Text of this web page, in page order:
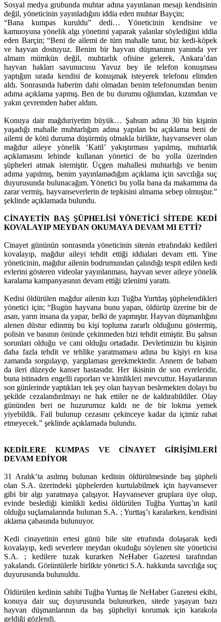
Sosyal medya grubunda muhtar adına yayınlanan mesajı kendisinin
değil, yöneticinin yayınladığını iddia eden muhtar Bayçin;
“Bana kumpas kuruldu” dedi… Yöneticinin kendisine ve
kamuoyuna yönelik algı yönetimi yaparak yalanlar söylediğini iddia
eden Barçin; “Beni de ailemi de tüm mahalle tanır, biz kedi-köpek
ve hayvan dostuyuz. Benim bir hayvan düşmanının yanında yer
almam mümkün değil, muhtarlık ofisine gelerek, Ankara’dan
hayvan hakları savunucusu Yavuz bey ile telefon konuşması
yaptığım sırada kendisi de konuşmak isteyerek telefonu elimden
aldı. Sonrasında haberim dahi olmadan benim telefonumdan benim
adıma açıklama yapmış. Ben de bu durumu oğlumdan, kızımdan ve
yakın çevremden haber aldım.
Konuya dair mağduriyetim büyük… Şahsım adına 30 bin kişinin
yaşadığı mahalle muhtarlığım adına yapılan bu açıklama beni de
ailemi de kötü duruma düşürmüş olmakla birlikte, hayvansever olan
mağdur aileye yönelik ‘Katil’ yakıştırması yapılmış, muhtarlık
açıklamasını lehinde kullanan yönetici de bu yolla üzerinden
şüpheleri atmak istemiştir. Üçgen mahallesi muhtarlığı ve benim
adıma yapılmış, benim yayınlamadığım açıklama için savcılığa suç
duyurusunda bulunacağım. Yönetici bu yolla bana da makamıma da
zarar vermiş, hayvanseverlerin de tepkisini almama sebep olmuştur.”
şeklinde açıklamada bulundu.
CİNAYETİN BAŞ ŞÜPHELİSİ YÖNETİCİ SİTEDE KEDİ
KOVALAYIP MEYDAN OKUMAYA DEVAM MI ETTİ?
Cinayet gününün sonrasında yöneticinin sitenin etrafındaki kedileri
kovalayıp, mağdur aileyi tehdit ettiği iddiaları devam etti. Yine
yöneticinin, mağdur ailenin bodrumundan çalındığı tespit edilen kedi
evlerini gösteren videolar yayınlanması, hayvan sever aileye yönelik
karalama kampanyasının devam ettiği izlenimi yarattı.
Kedisi öldürülen mağdur ailenin kızı Tuğba Yurtdaş şüphelendikleri
yönetici için; “Bugün hayvana bunu yapan, öldürüp üzerine bir de
asan, yarın insana da yapar, belki de yapmıştır. Hayvan düşmanlığını
alenen düstur edinmiş bu kişi topluma zararlı olduğunu göstermiş,
polisin ve basının önünde çekinmeden bizi tehdit etmiştir. Bu şahsın
sorunları olduğu ve cani olduğu ortadadır. Devletimizin bu kişinin
daha fazla tehdit ve tehlike yaratmaması adına bu kişiyi en kısa
zamanda sorgulayıp, yargılaması gerekmektedir. Annem de babam
da ileri düzeyde kanser hastasıdır. Her ikisinin de son evreleridir,
buna istinaden engelli raporları ve kimlikleri mevcuttur. Hayatlarının
son günlerinde yaptıkları tek şey olan hayvan beslemekten dolayı bu
şekilde cezalandırılmayı ne hak ettiler ne de kaldırabildiler. Olay
gününden beri ne huzurumuz kaldı ne de bir lokma yemek
yiyebildik. Fail bulunup cezasını çekinceye kadar da içimiz rahat
etmeyecek.” şeklinde açıklamada bulundu.
KEDİLERE KUMPAS VE CİNAYET GİRİŞİMLERİ
DEVAM EDİYOR
31 Aralık’ta asılmış bulunan kedinin öldürülmesinde baş şüpheli
olan S.A. üzerindeki şüphelerden kurtulabilmek için hayvansever
gibi bir algı yaratmaya çalışıyor. Hayvansever gruplara üye olup,
evinde beslediği kimlikli kedisi öldürülen Tuğba Yurttaş’ın katil
olduğu suçlamalarında bulunan S.A. ; Yurttaş’ı karalarken, kendisini
aklama çabasında bulunuyor.
Kedi cinayetinin ertesi günü bile site etrafında dolaşarak kedi
kovalayıp, kedi severlere meydan okuduğu söylenen site yöneticisi
S.A. ; kedilere tuzak kurarken NeHaber Gazetesi tarafından
yakalandı. Görüntülerle birlikte yönetici S.A. hakkında savcılığa suç
duyurusunda bulunuldu.
Öldürülen kedinin sahibi Tuğba Yurttaş ile NeHaber Gazetesi ekibi,
konuya dair suç duyurusunda bulunurken, sitede yaşayan bazı
hayvan düşmanlarının da baş şüpheliyi korumak için karakola
geldiği gözlendi.